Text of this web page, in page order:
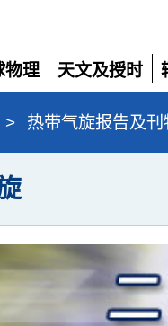
物理
天文及授时
展
开
> 热带气旋报告及刊